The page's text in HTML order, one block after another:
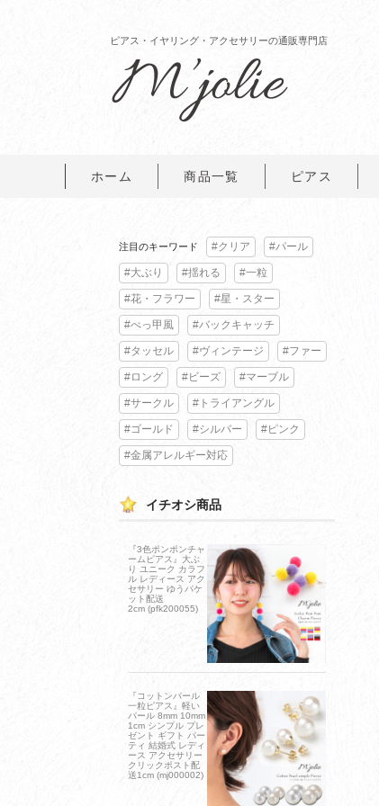
ピアス・イヤリング・アクセサリーの通販専門店
ホーム 商品一覧 ピアス
注目のキーワード #クリア #パール
#大ぶり #揺れる #一粒
#花・フラワー #星・スター
#べっ甲風 #バックキャッチ
#タッセル #ヴィンテージ #ファー
#ロング #ビーズ #マーブル
#サークル #トライアングル
#ゴールド #シルバー #ピンク
#金属アレルギー対応
イチオシ商品
『3色ポンポンチャ
ームピアス』大ぶ
り ユニーク カラフ
ル レディース アク
セサリー ゆうパケ
ット配送
2cm (pfk200055)
『コットンパール
一粒ピアス』軽い
パール 8mm 10mm
1cm シンプル プレ
ゼント ギフト パー
ティ 結婚式 レディ
ース アクセサリー
クリックポスト配
送1cm (mj000002)